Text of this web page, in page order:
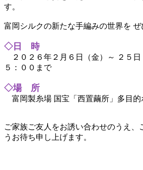
す。
富岡シルクの新たな手編みの世界を ぜ
◇日 時
２０２６年２月６日（金）～ ２５日
５：００まで
◇場 所
富岡製糸場 国宝「西置繭所」多目的
ご家族ご友人をお誘い合わせのうえ、
うお待ち申し上げます。